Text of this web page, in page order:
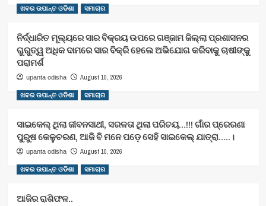
ଖବର ଉପାନ୍ତ ଓଡିଶା ସମାଚାର
ନିର୍ଦ୍ଧାରିତ ମୂଲ୍ୟରେ ସାର ବିକ୍ରୟ ଉପରେ ଗଞ୍ଜାମ ଜିଲ୍ଲା ପ୍ରଶାସନର
ଗୁରୁତ୍ୱ ଅଧିକ ଦାମରେ ସାର ବିକ୍ରି ହେଲେ ଅଭିଯୋଗ କରିବାକୁ ଚାଷୀଙ୍କୁ
ପରାମର୍ଶ
upanta odisha August 10, 2026
ଖବର ଉପାନ୍ତ ଓଡିଶା ସମାଚାର
ସାଇକେଲ୍ ଥିଲା ଜୀବନସାଥୀ, ସରଳତା ଥିଲା ପରିଚୟ…!!! ଗାଁର ପ୍ରେରଣା
ପୁରୁଷ କେଳୁଚରଣ, ଆଜି ବି ମନେ ପଡ଼େ ସେହି ସାଇକେଲ୍ ଯାତ୍ରା…..।
upanta odisha August 10, 2026
ଖବର ଉପାନ୍ତ ଓଡିଶା ସମାଚାର
ଆଜିର ରାଶିଫଳ..